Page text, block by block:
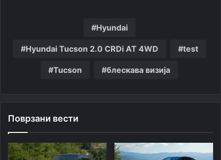
Hyundai
Hyundai Tucson 2.0 CRDi AT 4WD test
Tucson блескава визија
Поврзани вести